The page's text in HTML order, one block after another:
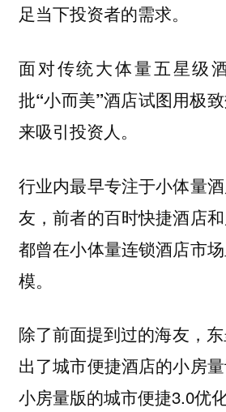
足当下投资者的需求。
面对传统大体量五星级
批“小而美”酒店试图用极
来吸引投资人。
行业内最早专注于小体量
友，前者的百时快捷酒店
都曾在小体量连锁酒店市
模。
除了前面提到过的海友，
出了城市便捷酒店的小房
小房量版的城市便捷3.0优化